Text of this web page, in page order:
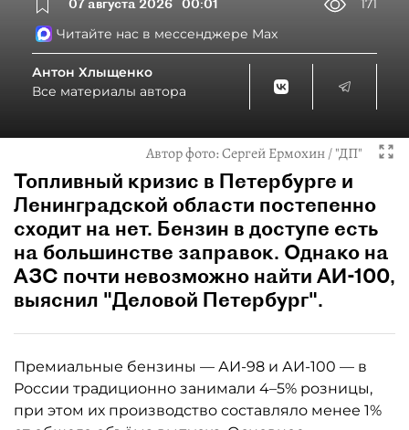
07 августа 2026 00:01
171
Читайте нас в мессенджере Max
Антон Хлыщенко
Все материалы автора
Автор фото:Сергей Ермохин / "ДП"
Топливный кризис в Петербурге и
Ленинградской области постепенно
сходит на нет. Бензин в доступе есть
на большинстве заправок. Однако на
АЗС почти невозможно найти АИ-100,
выяснил "Деловой Петербург".
Премиальные бензины — АИ-98 и АИ-100 — в
России традиционно занимали 4–5% розницы,
при этом их производство составляло менее 1%